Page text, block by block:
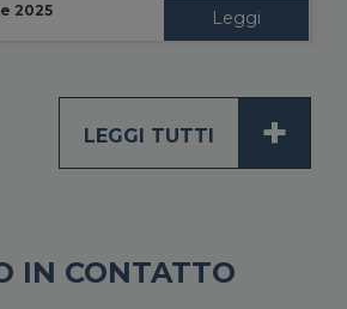
2025 Leggi
LEGGI TUTTI +
IN CONTATTO